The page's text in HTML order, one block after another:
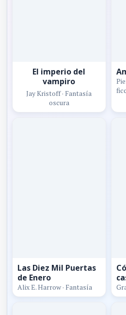
El imperio del
vampiro
Jay Kristoff · Fantasía
oscura
Las Diez Mil Puertas
de Enero
Alix E. Harrow · Fantasía